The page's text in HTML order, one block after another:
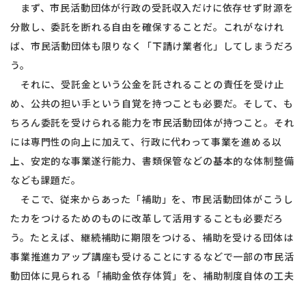
まず、市民活動団体が行政の受託収入だけに依存せず財源を
分散し、委託を断れる自由を確保することだ。これがなけれ
ば、市民活動団体も限りなく「下請け業者化」してしまうだろ
う。
それに、受託金という公金を託されることの責任を受け止
め、公共の担い手という自覚を持つことも必要だ。そして、も
ちろん委託を受けられる能力を市民活動団体が持つこと。それ
には専門性の向上に加えて、行政に代わって事業を進める以
上、安定的な事業遂行能力、書類保管などの基本的な体制整備
なども課題だ。
そこで、従来からあった「補助」を、市民活動団体がこうし
たカをつけるためのものに改革して活用することも必要だろ
う。たとえば、継続補助に期限をつける、補助を受ける団体は
事業推進カアップ講座も受けることにするなどで一部の市民活
動団体に見られる「補助金依存体質」を、補助制度自体の工夫